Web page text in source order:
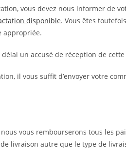
vous devez nous informer de
disponible. Vous êtes
appropriée.
un accusé de réception de
il vous suffit d’envoyer votre
vous rembourserons tous les
livraison autre que le type de